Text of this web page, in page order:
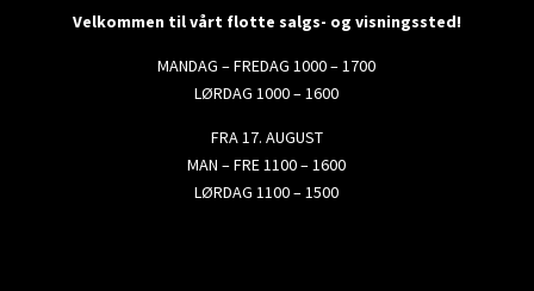
Velkommen til vårt flotte salgs- og visningssted!
MANDAG – FREDAG 1000 – 1700
LØRDAG 1000 – 1600
FRA 17. AUGUST
MAN – FRE 1100 – 1600
LØRDAG 1100 – 1500